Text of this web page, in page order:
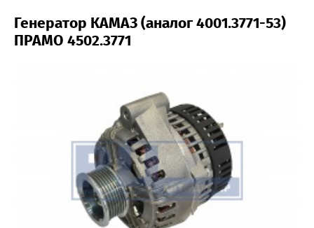
Генератор КАМАЗ (аналог 4001.3771-53)
ПРАМО 4502.3771